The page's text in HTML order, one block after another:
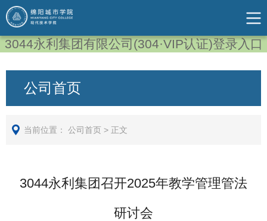
3044永利集团有限公司(304·VIP认证)登录入口
公司首页
当前位置： 公司首页 > 正文
3044永利集团召开2025年教学管理管法
研讨会